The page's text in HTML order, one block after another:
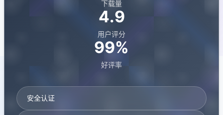
下载量
4.9
用户评分
99%
好评率
安全认证